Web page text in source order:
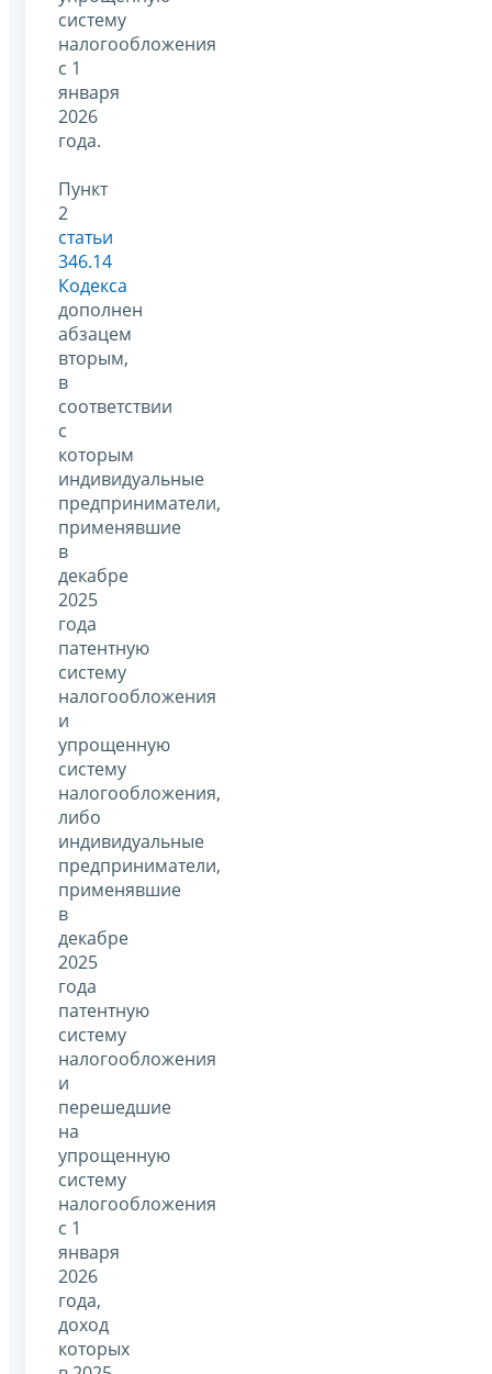
систему
налогообложения
с 1
января
2026
года.
Пункт
2
статьи
346.14
Кодекса
дополнен
абзацем
вторым,
в
соответствии
с
которым
индивидуальные
предприниматели,
применявшие
в
декабре
2025
года
патентную
систему
налогообложения
и
упрощенную
систему
налогообложения,
либо
индивидуальные
предприниматели,
применявшие
в
декабре
2025
года
патентную
систему
налогообложения
и
перешедшие
на
упрощенную
систему
налогообложения
с 1
января
2026
года,
доход
которых